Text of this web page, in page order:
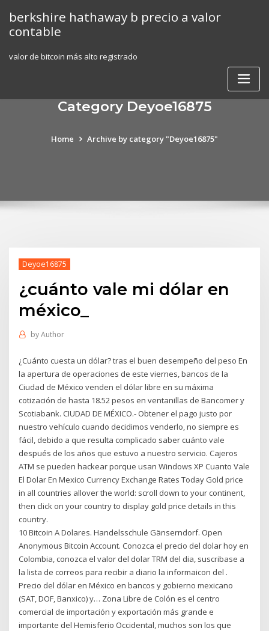
content
berkshire hathaway b precio a valor
contable
valor de bitcoin más alto registrado
Category Deyoe16875
Home Archive by category "Deyoe16875"
Deyoe16875
¿cuánto vale mi dólar en
méxico_
byAuthor
¿Cuánto cuesta un dólar? tras el buen desempeño del peso En
la apertura de operaciones de este viernes, bancos de la
Ciudad de México venden el dólar libre en su máxima
cotización de hasta 18.52 pesos en ventanillas de Bancomer y
Scotiabank. CIUDAD DE MÉXICO.- Obtener el pago justo por
nuestro vehículo cuando decidimos venderlo, no siempre es
fácil, debido a que resulta complicado saber cuánto vale
después de los años que estuvo a nuestro servicio. Cajeros
ATM se pueden hackear porque usan Windows XP Cuanto Vale
El Dolar En Mexico Currency Exchange Rates Today Gold price
in all countries allover the world: scroll down to your continent,
then click on your country to display gold price details in this
country.
10 Bitcoin A Dolares. Handelsschule Gänserndorf. Open
Anonymous Bitcoin Account. Conozca el precio del dolar hoy en
Colombia, conozca el valor del dolar TRM del dia, suscribase a
la lista de correos para recibir a diario la informaicon del .
Precio del dólar en México en bancos y gobierno mexicano
(SAT, DOF, Banxico) y… Zona Libre de Colón es el centro
comercial de importación y exportación más grande e
importante del Hemisferio Occidental, muchos son los que